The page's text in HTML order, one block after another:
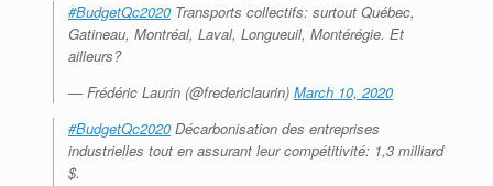
#BudgetQc2020 Transports collectifs: surtout Québec,
Gatineau, Montréal, Laval, Longueuil, Montérégie. Et
ailleurs?
— Frédéric Laurin (@fredericlaurin) March 10, 2020
#BudgetQc2020 Décarbonisation des entreprises
industrielles tout en assurant leur compétitivité: 1,3 milliard
$.